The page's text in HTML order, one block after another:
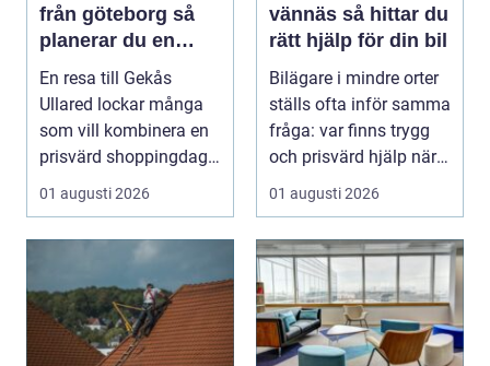
från göteborg så
planerar du en
smidig
shoppingdag
En resa till Gekås
Ullared lockar många
som vill kombinera en
prisvärd shoppingdag
med en enkel och ...
01 augusti 2026
vännäs så hittar du
rätt hjälp för din bil
Bilägare i mindre orter
ställs ofta inför samma
fråga: var finns trygg
och prisvärd hjälp när
01 augusti 2026